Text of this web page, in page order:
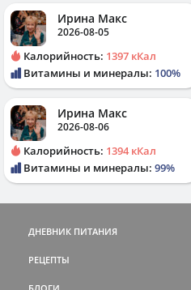
Ирина Макс
2026-08-05
Калорийность: 1397 кКал
Витамины и минералы: 100%
Ирина Макс
2026-08-06
Калорийность: 1394 кКал
Витамины и минералы: 99%
ДНЕВНИК ПИТАНИЯ
РЕЦЕПТЫ